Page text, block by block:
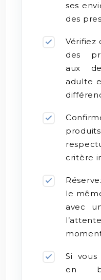
ses
des
Vérifiez
des
aux
adulte
critère
le
avec
Si
en